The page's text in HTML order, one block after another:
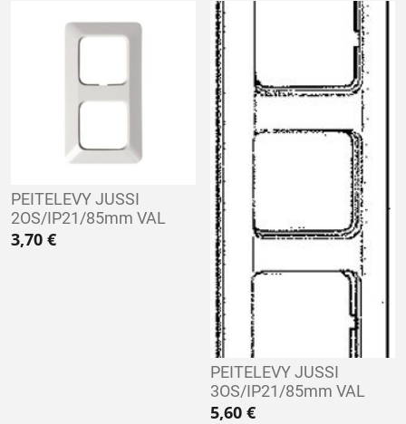
PEITELEVY JUSSI
2OS/IP21/85mm VAL
3,70 €
PEITELEVY JUSSI
3OS/IP21/85mm VAL
5,60€